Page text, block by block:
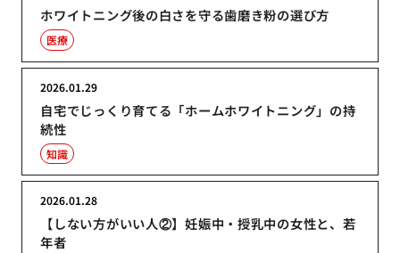
ホワイトニング後の白さを守る歯磨き粉の選び方
医療
自宅でじっくり育てる「ホームホワイトニング」の持
続性
2026.01.29
知識
【しない方がいい人②】妊娠中・授乳中の女性と、若
年者
2026.01.28